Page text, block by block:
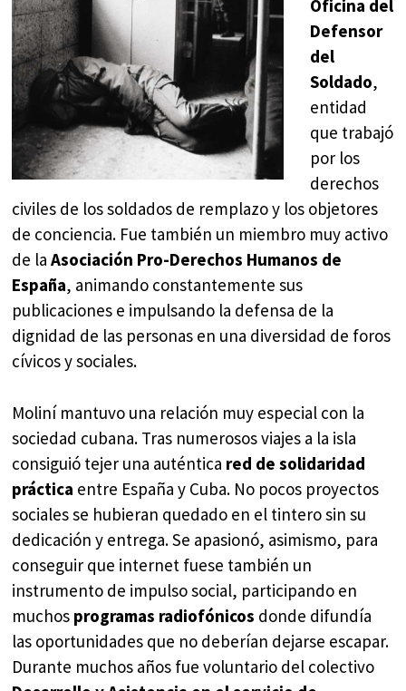
Oficina del
Defensor
del
Soldado,
entidad
que trabajó
por los
derechos
civiles de los soldados de remplazo y los objetores
de conciencia. Fue también un miembro muy activo
de laAsociación Pro-Derechos Humanos de
España, animando constantemente sus
publicaciones e impulsando la defensa de la
dignidad de las personas en una diversidad de foros
cívicos y sociales.
Moliní mantuvo una relación muy especial con la
sociedad cubana. Tras numerosos viajes a la isla
consiguió tejer una auténtica red de solidaridad
práctica entre España y Cuba. No pocos proyectos
sociales se hubieran quedado en el tintero sin su
dedicación y entrega. Se apasionó, asimismo, para
conseguir que internet fuese también un
instrumento de impulso social, participando en
muchos programas radiofónicos donde difundía
las oportunidades que no deberían dejarse escapar.
Durante muchos años fue voluntario del colectivo